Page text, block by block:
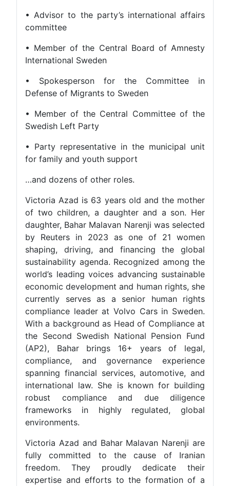
• Advisor to the party’s international affairs
committee
• Member of the Central Board of Amnesty
International Sweden
• Spokesperson for the Committee in
Defense of Migrants to Sweden
• Member of the Central Committee of the
Swedish Left Party
• Party representative in the municipal unit
for family and youth support
…and dozens of other roles.
Victoria Azad is 63 years old and the mother
of two children, a daughter and a son. Her
daughter, Bahar Malavan Narenji was selected
by Reuters in 2023 as one of 21 women
shaping, driving, and financing the global
sustainability agenda. Recognized among the
world’s leading voices advancing sustainable
economic development and human rights, she
currently serves as a senior human rights
compliance leader at Volvo Cars in Sweden.
With a background as Head of Compliance at
the Second Swedish National Pension Fund
(AP2), Bahar brings 16+ years of legal,
compliance, and governance experience
spanning financial services, automotive, and
international law. She is known for building
robust compliance and due diligence
frameworks in highly regulated, global
environments.
Victoria Azad and Bahar Malavan Narenji are
fully committed to the cause of Iranian
freedom. They proudly dedicate their
expertise and efforts to the formation of a